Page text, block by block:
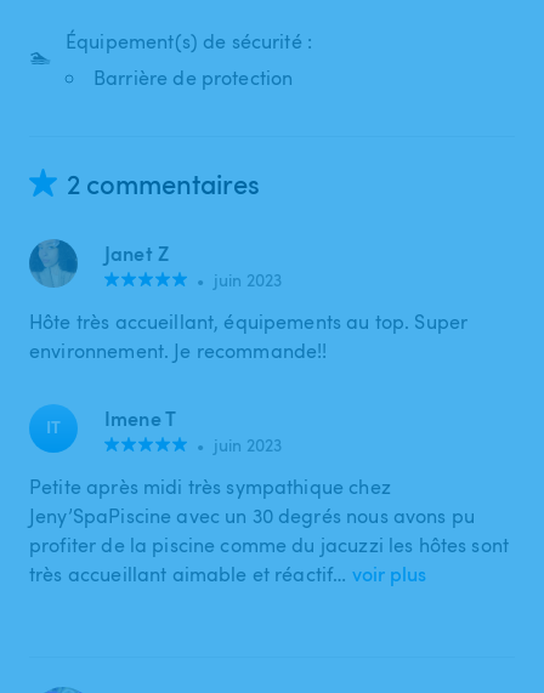
🏊
Équipement(s) de sécurité :
Barrière de protection
2 commentaires
Janet Z
• juin 2023
Hôte très accueillant, équipements au top. Super
environnement. Je recommande!!
IT Imene T
• juin 2023
Petite après midi très sympathique chez
Jeny’SpaPiscine avec un 30 degrés nous avons pu
profiter de la piscine comme du jacuzzi les hôtes sont
très accueillant aimable et réactif… voir plus